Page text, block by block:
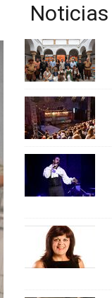
Noticias